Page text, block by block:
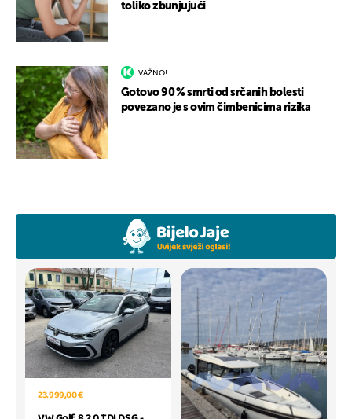
toliko zbunjujući
VAŽNO!
Gotovo 90 % smrti od srčanih bolesti
povezano je s ovim čimbenicima rizika
23.999,00 €